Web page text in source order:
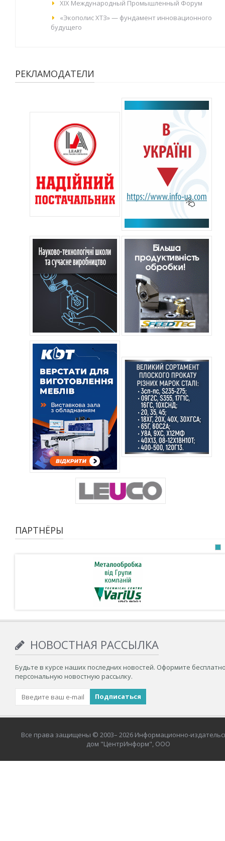
XIX Международный Промышленный Форум
«Экополис ХТЗ» — фундамент инновационного
будущего
РЕКЛАМОДАТЕЛИ
ПАРТНЁРЫ
НОВОСТНАЯ РАССЫЛКА
Будьте в курсе наших последних новостей. Оформите
персональную новостную рассылку.
Все права защищены © 2003– 2026 Информационно-
дом "ЦентрИнформ", ООО